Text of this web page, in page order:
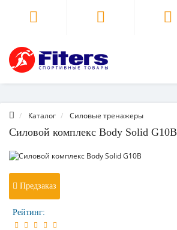
Каталог Силовые тренажеры
Силовой комплекс Body Solid G10B
Предзаказ
Рейтинг: